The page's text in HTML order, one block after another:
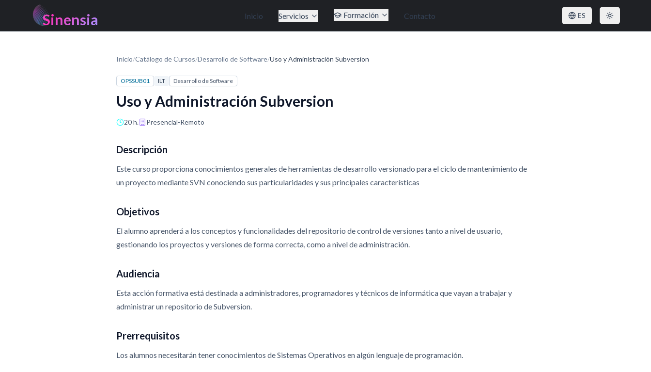
Sinensia Inicio Servicios Formación Contacto ES
Inicio/Catálogo de Cursos/Desarrollo de Software/Uso y Administración Subversion
OPSSUB01 ILT Desarrollo de Software
Uso y Administración Subversion
20 h. Presencial-Remoto
Descripción
Este curso proporciona conocimientos generales de herramientas de desarrollo versionado para el ciclo de mantenimiento de
un proyecto mediante SVN conociendo sus particularidades y sus principales características
Objetivos
El alumno aprenderá a los conceptos y funcionalidades del repositorio de control de versiones tanto a nivel de usuario,
gestionando los proyectos y versiones de forma correcta, como a nivel de administración.
Audiencia
Esta acción formativa está destinada a administradores, programadores y técnicos de informática que vayan a trabajar y
administrar un repositorio de Subversion.
Prerrequisitos
Los alumnos necesitarán tener conocimientos de Sistemas Operativos en algún lenguaje de programación.